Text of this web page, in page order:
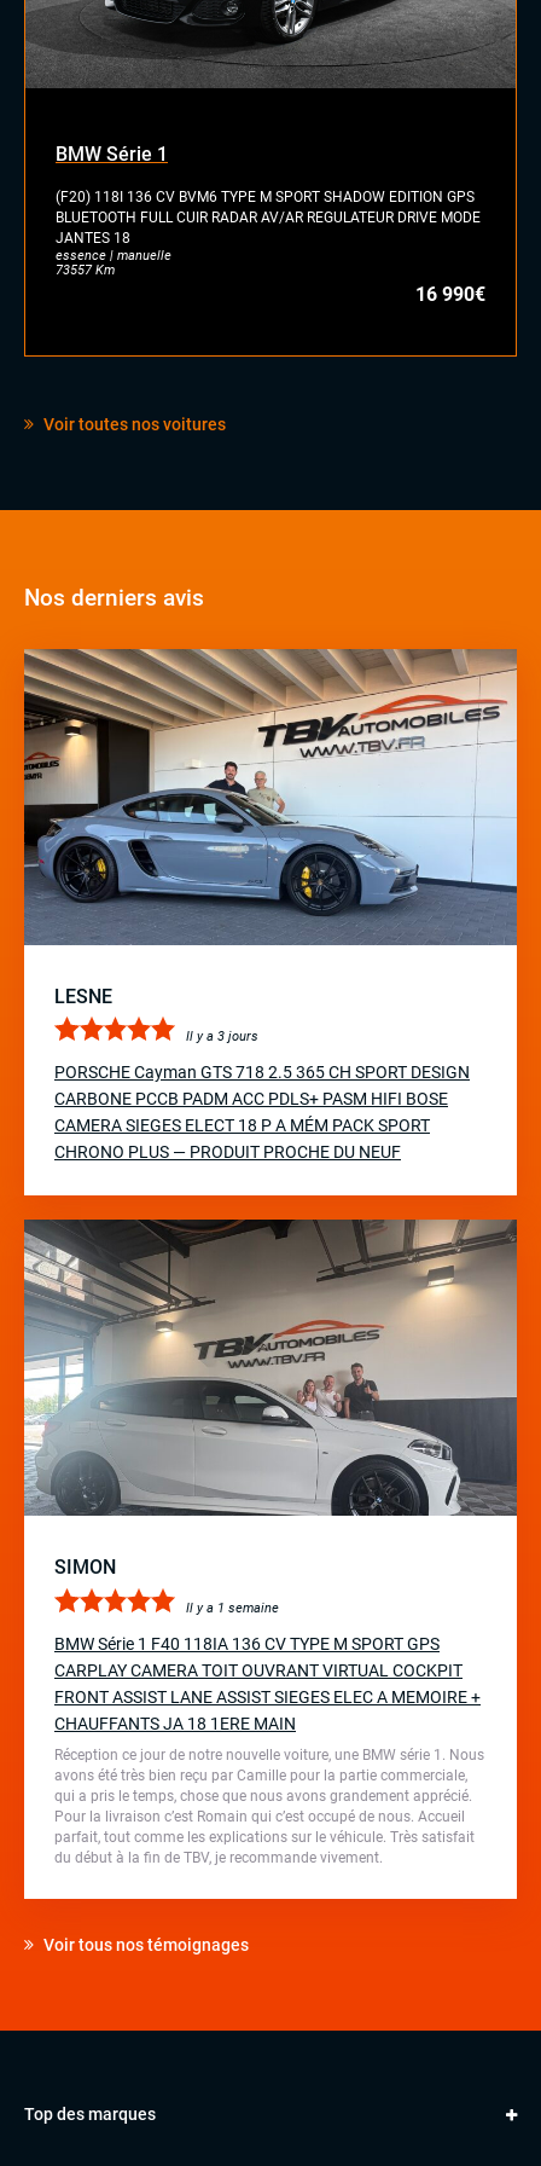
BMW Série 1
(F20) 118I 136 CV BVM6 TYPE M SPORT SHADOW EDITION GPS
BLUETOOTH FULL CUIR RADAR AV/AR REGULATEUR DRIVE MODE
JANTES 18
essence | manuelle
73557 Km
16 990€
Voir toutes nos voitures
Nos derniers avis
LESNE
Il y a 3 jours
PORSCHE Cayman GTS 718 2.5 365 CH SPORT DESIGN
CARBONE PCCB PADM ACC PDLS+ PASM HIFI BOSE
CAMERA SIEGES ELECT 18 P A MÉM PACK SPORT
CHRONO PLUS — PRODUIT PROCHE DU NEUF
SIMON
Il y a 1 semaine
BMW Série 1 F40 118IA 136 CV TYPE M SPORT GPS
CARPLAY CAMERA TOIT OUVRANT VIRTUAL COCKPIT
FRONT ASSIST LANE ASSIST SIEGES ELEC A MEMOIRE +
CHAUFFANTS JA 18 1ERE MAIN
Réception ce jour de notre nouvelle voiture, une BMW série 1. Nous
avons été très bien reçu par Camille pour la partie commerciale,
qui a pris le temps, chose que nous avons grandement apprécié.
Pour la livraison c’est Romain qui c’est occupé de nous. Accueil
parfait, tout comme les explications sur le véhicule. Très satisfait
du début à la fin de TBV, je recommande vivement.
Voir tous nos témoignages
Top des marques